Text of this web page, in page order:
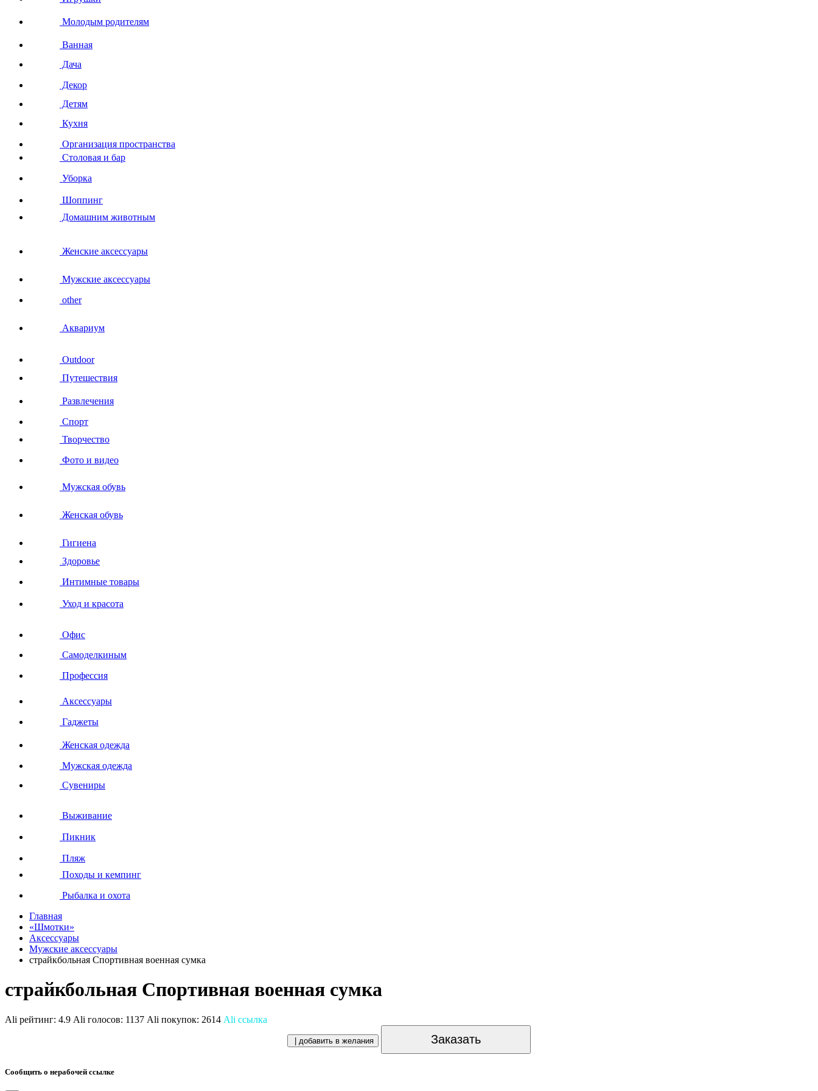
Молодым родителям
Ванная
Дача
Декор
Детям
Кухня
Организация пространства
Столовая и бар
Уборка
Шоппинг
Домашним животным
Женские аксессуары
Мужские аксессуары
other
Аквариум
Outdoor
Путешествия
Развлечения
Спорт
Творчество
Фото и видео
Мужская обувь
Женская обувь
Гигиена
Здоровье
Интимные товары
Уход и красота
Офис
Самоделкиным
Профессия
Аксессуары
Гаджеты
Женская одежда
Мужская одежда
Сувениры
Выживание
Пикник
Пляж
Походы и кемпинг
Рыбалка и охота
Главная
«Шмотки»
Аксессуары
Мужские аксессуары
страйкбольная Спортивная военная сумка
страйкбольная Спортивная военная сумка
Ali рейтинг: 4.9 Ali голосов: 1137 Ali покупок: 2614 Ali ссылка
| добавить в желания Заказать
Сообщить о нерабочей ссылке